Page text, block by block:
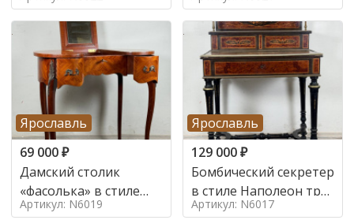
Ярославль
69 000₽
Дамский столик
«фасолька» в стиле
Луи 16,
Артикул: N6019
Ярославль
129 000₽
Бомбический секретер
в стиле Наполеон труа
в стиле
Артикул: N6017